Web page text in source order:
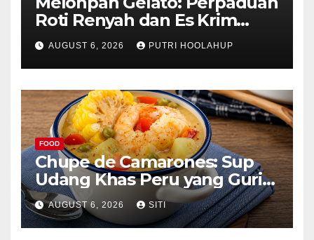
Roti Renyah dan Es Krim
Lembut yang Menggoda
AUGUST 6, 2026 PUTRI HOOLAHUP
FOOD
Chupe de Camarones: Sup
Udang Khas Peru yang Gurih
Lezat
AUGUST 6, 2026 SITI